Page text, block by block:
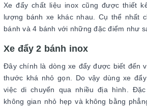
Xe đẩy chất liệu inox cũng được thiết
lượng bánh xe khác nhau. Cụ thể nhất
bánh và 4 bánh với những đặc điểm như
Xe đẩy 2 bánh inox
Đây chính là dòng xe đẩy được biết đến
thước khá nhỏ gọn. Do vậy dùng xe
việc di chuyển qua nhiều địa hình.
không gian nhỏ hẹp và không bằng